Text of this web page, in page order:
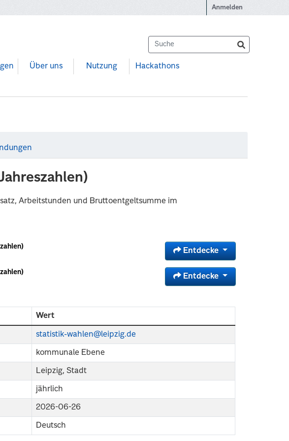
Anmelden
Über uns Nutzung Hackathons
Arbeitstunden und Bruttoentgeltsumme im
Entdecke
Entdecke
Wert
statistik-wahlen@leipzig.de
kommunale Ebene
Leipzig, Stadt
jährlich
2026-06-26
Deutsch